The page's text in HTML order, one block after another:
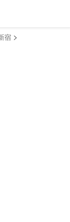
宿>